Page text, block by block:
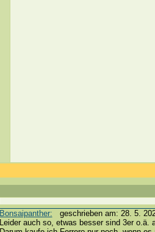
Bonsaipanther: geschrieben am: 28. 5.
Leider auch so, etwas besser sind 3er o.ä.